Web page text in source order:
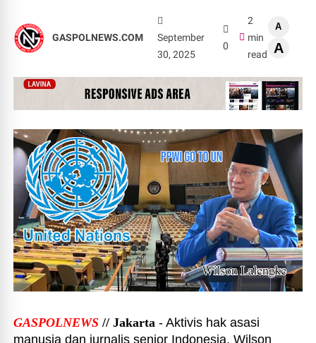
GASPOLNEWS.COM
September
30, 2025
0
2
min
read
A
A
GASPOLNEWS // Jakarta - Aktivis hak asasi
manusia dan jurnalis senior Indonesia, Wilson